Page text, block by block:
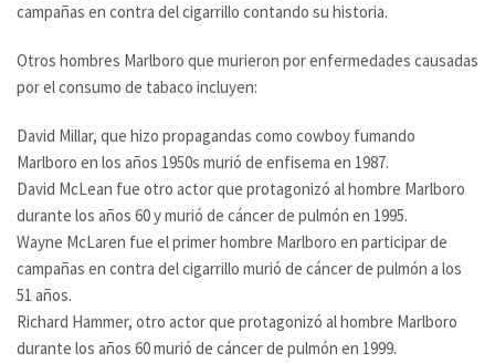
campañas en contra del cigarrillo contando su historia.
Otros hombres Marlboro que murieron por enfermedades causadas
por el consumo de tabaco incluyen:
David Millar, que hizo propagandas como cowboy fumando
Marlboro en los años 1950s murió de enfisema en 1987.
David McLean fue otro actor que protagonizó al hombre Marlboro
durante los años 60 y murió de cáncer de pulmón en 1995.
Wayne McLaren fue el primer hombre Marlboro en participar de
campañas en contra del cigarrillo murió de cáncer de pulmón a los
51 años.
Richard Hammer, otro actor que protagonizó al hombre Marlboro
durante los años 60 murió de cáncer de pulmón en 1999.